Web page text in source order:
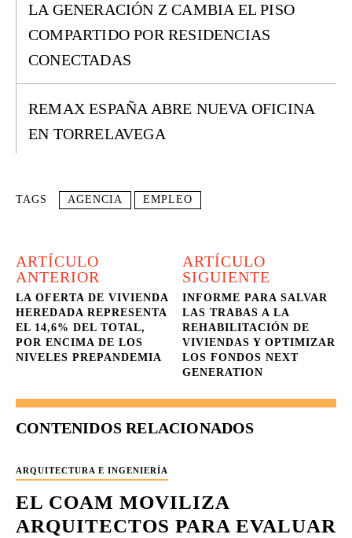
LA GENERACIÓN Z CAMBIA EL PISO
COMPARTIDO POR RESIDENCIAS
CONECTADAS
REMAX ESPAÑA ABRE NUEVA OFICINA
EN TORRELAVEGA
TAGS AGENCIA EMPLEO
ARTÍCULO
ANTERIOR
LA OFERTA DE VIVIENDA
HEREDADA REPRESENTA
EL 14,6% DEL TOTAL,
POR ENCIMA DE LOS
NIVELES PREPANDEMIA
ARTÍCULO
SIGUIENTE
INFORME PARA SALVAR
LAS TRABAS A LA
REHABILITACIÓN DE
VIVIENDAS Y OPTIMIZAR
LOS FONDOS NEXT
GENERATION
CONTENIDOS RELACIONADOS
ARQUITECTURA E INGENIERÍA
EL COAM MOVILIZA
ARQUITECTOS PARA EVALUAR